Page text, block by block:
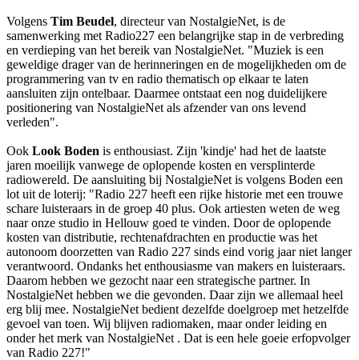
Volgens Tim Beudel, directeur van NostalgieNet, is de
samenwerking met Radio227 een belangrijke stap in de verbreding
en verdieping van het bereik van NostalgieNet. "Muziek is een
geweldige drager van de herinneringen en de mogelijkheden om de
programmering van tv en radio thematisch op elkaar te laten
aansluiten zijn ontelbaar. Daarmee ontstaat een nog duidelijkere
positionering van NostalgieNet als afzender van ons levend
verleden".
Ook Look Boden is enthousiast. Zijn 'kindje' had het de laatste
jaren moeilijk vanwege de oplopende kosten en versplinterde
radiowereld. De aansluiting bij NostalgieNet is volgens Boden een
lot uit de loterij: "Radio 227 heeft een rijke historie met een trouwe
schare luisteraars in de groep 40 plus. Ook artiesten weten de weg
naar onze studio in Hellouw goed te vinden. Door de oplopende
kosten van distributie, rechtenafdrachten en productie was het
autonoom doorzetten van Radio 227 sinds eind vorig jaar niet langer
verantwoord. Ondanks het enthousiasme van makers en luisteraars.
Daarom hebben we gezocht naar een strategische partner. In
NostalgieNet hebben we die gevonden. Daar zijn we allemaal heel
erg blij mee. NostalgieNet bedient dezelfde doelgroep met hetzelfde
gevoel van toen. Wij blijven radiomaken, maar onder leiding en
onder het merk van NostalgieNet . Dat is een hele goeie erfopvolger
van Radio 227!"